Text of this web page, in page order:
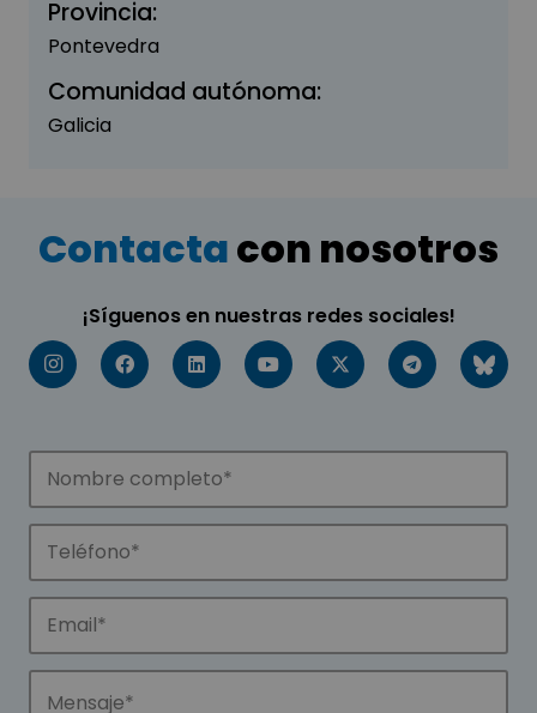
Provincia:
Pontevedra
Comunidad autónoma:
Galicia
Contactacon nosotros
¡Síguenos en nuestras redes sociales!